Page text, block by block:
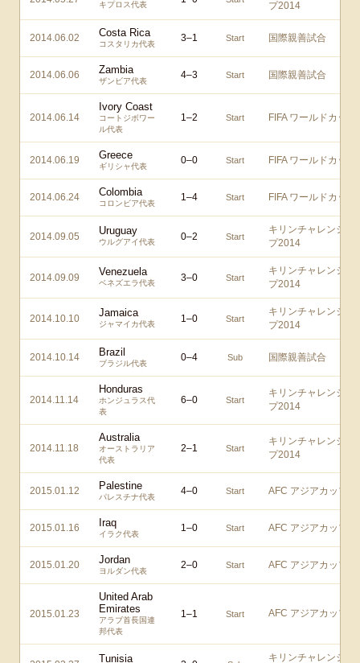
キプロス代表 プ2014
2014.06.02 Costa Rica
コスタリカ代表
3–1 Start 国際親善試合
2014.06.06 Zambia
ザンビア代表
4–3 Start 国際親善試合
2014.06.14
Ivory Coast
コートジボワー
ル代表
1–2 Start FIFA ワールドカップ
2014.06.19 Greece
ギリシャ代表
0–0 Start FIFA ワールドカップ
2014.06.24 Colombia
コロンビア代表
1–4 Start FIFA ワールドカップ
2014.09.05 Uruguay
ウルグアイ代表 0–2 Start
キリンチャレンジカ
プ2014
2014.09.09 Venezuela
ベネズエラ代表 3–0 Start
キリンチャレンジカ
プ2014
2014.10.10 Jamaica
ジャマイカ代表 1–0 Start
キリンチャレンジカ
プ2014
2014.10.14 Brazil
ブラジル代表
0–4 Sub 国際親善試合
2014.11.14
Honduras
ホンジュラス代
表
6–0 Start
キリンチャレンジカ
プ2014
2014.11.18
Australia
オーストラリア
代表
2–1 Start
キリンチャレンジカ
プ2014
2015.01.12 Palestine
パレスチナ代表
4–0 Start AFC アジアカップ
2015.01.16 Iraq
イラク代表
1–0 Start AFC アジアカップ
2015.01.20 Jordan
ヨルダン代表
2–0 Start AFC アジアカップ
2015.01.23
United Arab
Emirates
アラブ首長国連
邦代表
1–1 Start AFC アジアカップ
Tunisia
キリンチャレンジカ